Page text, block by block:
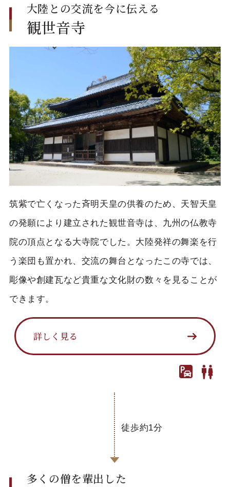
大陸との交流を今に伝える
観世音寺
筑紫で亡くなった斉明天皇の供養のため、天智天皇
の発願により建立された観世音寺は、九州の仏教寺
院の頂点となる大寺院でした。大陸発祥の舞楽を行
う楽団も置かれ、交流の舞台となったこの寺では、
彫像や創建瓦など貴重な文化財の数々を見ることが
できます。
詳しく見る
徒歩約1分
多くの僧を輩出した